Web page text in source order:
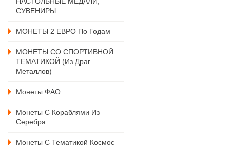
СУВЕНИРЫ
МОНЕТЫ 2 ЕВРО По Годам
МОНЕТЫ СО СПОРТИВНОЙ
ТЕМАТИКОЙ (из Драг
Металлов)
Монеты ФАО
Монеты С Кораблями Из
Серебра
Монеты С Тематикой Космос